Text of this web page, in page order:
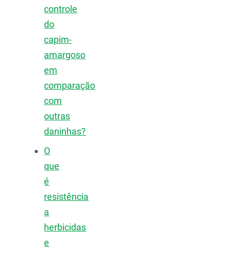
controle
do
capim-
amargoso
em
comparação
com
outras
daninhas?
O
que
é
resistência
a
herbicidas
e